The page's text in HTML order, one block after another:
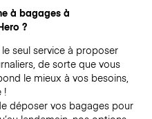
à bagages à
?
seul service à proposer
de sorte que vous
le mieux à vos besoins,
!
déposer vos bagages pour